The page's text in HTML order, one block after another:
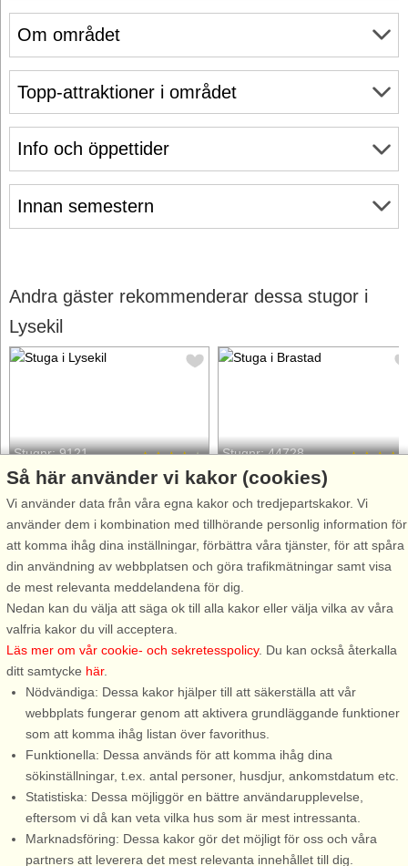
Om området
Info och öppettider
Innan semestern
Topp-attraktioner i området
Andra gäster rekommenderar dessa stugor i
Lysekil
Stugnr: 9121
Lysekil
7 personer, 60 m²
100 m till sjö/hav:.
Med en härlig havsutsikt över
Gullmarn har ni från denna
sommarstuga och ni har ett kort
avstånd till den barnvänliga
badplatsen Gullmarsbaden med
långgrund sandstrand. Här finns
även brygga om man vill ...
från 6.292 SEK
Stugnr: 44728
Brastad
8 personer, 88 m²
100 m till sjö/hav:.
Välkommen till denna
familjevänliga, ombonade,
genuint mysiga och helt
Brofjordens svallande hav och
familjevänliga badplatsen på
Govik, perfekt för härliga ...
från 18.979 SEK
Så här använder vi kakor (cookies)
Vi använder data från våra egna kakor och tredjepartskakor. Vi
använder dem i kombination med tillhörande personlig information för
att komma ihåg dina inställningar, förbättra våra tjänster, för att spåra
din användning av webbplatsen och göra trafikmätningar samt visa
de mest relevanta meddelandena för dig.
Nedan kan du välja att säga ok till alla kakor eller välja vilka av våra
valfria kakor du vill acceptera.
Läs mer om vår cookie- och sekretesspolicy. Du kan också återkalla
ditt samtycke här.
Nödvändiga: Dessa kakor hjälper till att säkerställa att vår
webbplats fungerar genom att aktivera grundläggande funktioner
som att komma ihåg listan över favorithus.
Funktionella: Dessa används för att komma ihåg dina
sökinställningar, t.ex. antal personer, husdjur, ankomstdatum etc.
Statistiska: Dessa möjliggör en bättre användarupplevelse,
eftersom vi då kan veta vilka hus som är mest intressanta.
Marknadsföring: Dessa kakor gör det möjligt för oss och våra
partners att leverera det mest relevanta innehållet till dig.